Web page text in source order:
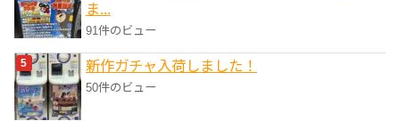
ま...
91件のビュー
新作ガチャ入荷しました！
50件のビュー